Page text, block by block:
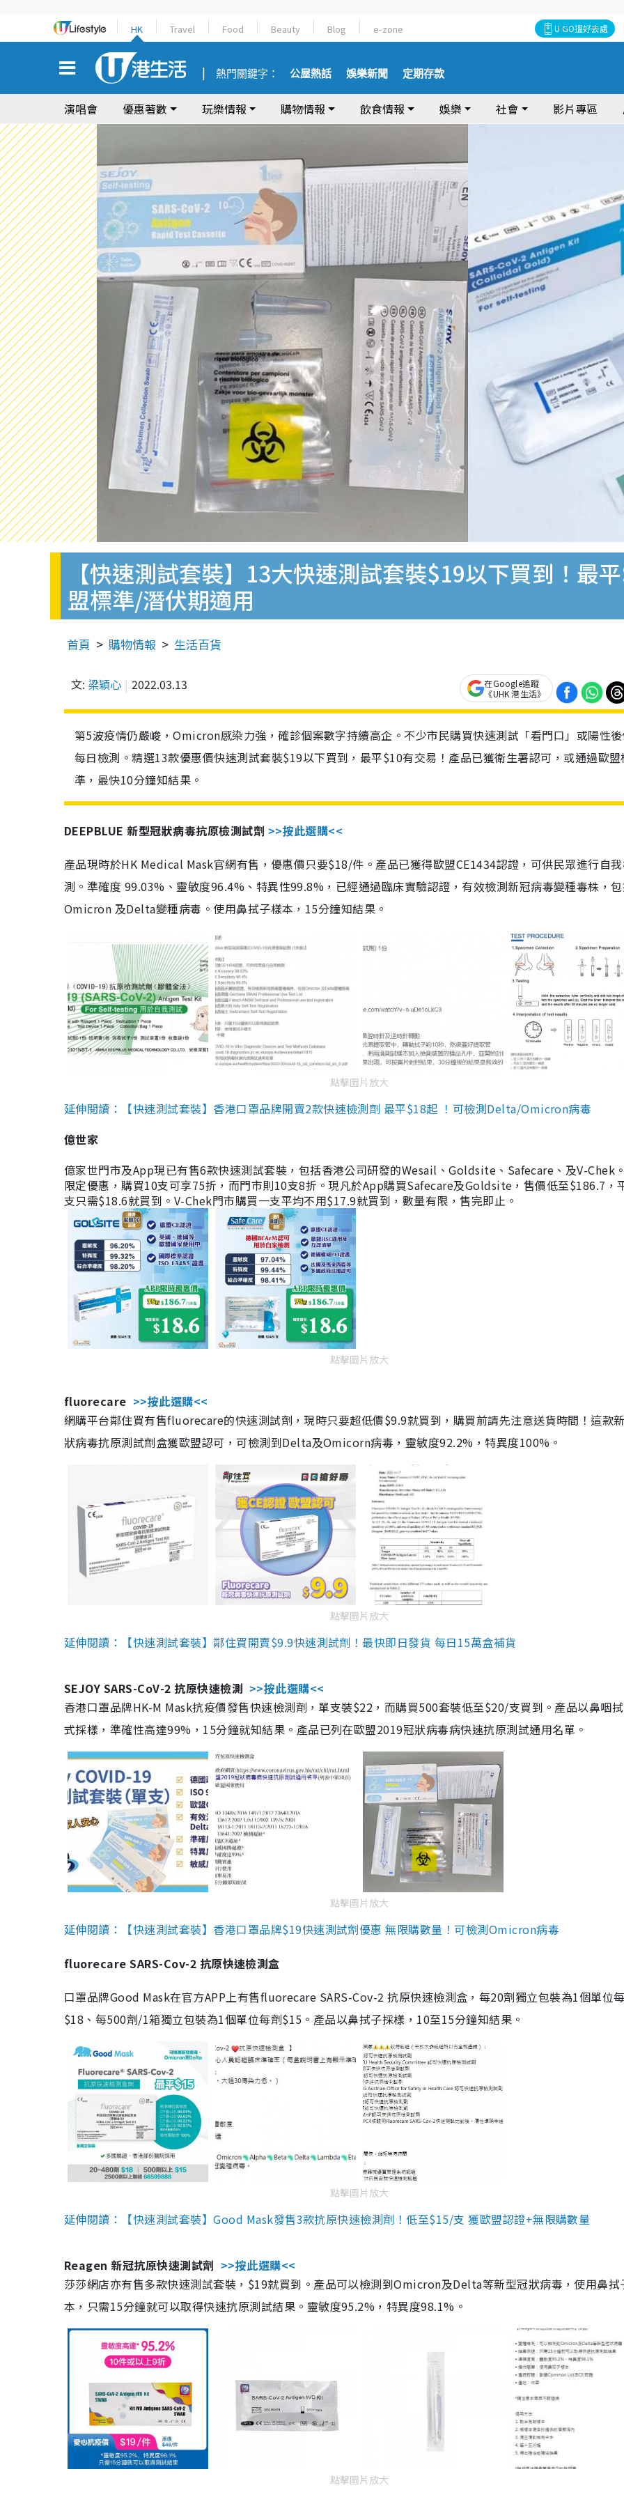
HK Travel Food Beauty Blog e-zone U GO搵好去處
熱門關鍵字： 公屋熱話 娛樂新聞 定期存款
演唱會 優惠著數 玩樂情報 購物情報 飲食情報 娛樂 社會 影片專區
【快速測試套裝】13大快速測試套裝$19以下買到！最
盟標準/潛伏期適用
首頁 購物情報 生活百貨
文: 梁穎心 2022.03.13
在Google追蹤
《UHK 港生活》
第5波疫情仍嚴峻，Omicron感染力強，確診個案數字持續高企。不少市民購買快速測試「看門口」或陽性
每日檢測。精選13款優惠價快速測試套裝$19以下買到，最平$10有交易！產品已獲衛生署認可，或通過歐盟
準，最快10分鐘知結果。
DEEPBLUE 新型冠狀病毒抗原檢測試劑 >>按此選購<<
產品現時於HK Medical Mask官網有售，優惠價只要$18/件。產品已獲得歐盟CE1434認證，可供民眾進行自
測。準確度 99.03%、靈敏度96.4%、特異性99.8%，已經通過臨床實驗認證，有效檢測新冠病毒變種毒株，
Omicron 及Delta變種病毒。使用鼻拭子樣本，15分鐘知結果。
點擊圖片放大
延伸閱讀：【快速測試套裝】香港口罩品牌開賣2款快速檢測劑 最平$18起 ！可檢測Delta/Omicron病毒
億世家
億家世門市及App現已有售6款快速測試套裝，包括香港公司研發的Wesail、Goldsite、Safecare、及V-Chek
限定優惠，購買10支可享75折，而門市則10支8折。現凡於App購買Safecare及Goldsite，售價低至$186.7，
支只需$18.6就買到。V-Chek門市購買一支平均不用$17.9就買到，數量有限，售完即止。
點擊圖片放大
fluorecare >>按此選購<<
網購平台鄰住買有售fluorecare的快速測試劑，現時只要超低價$9.9就買到，購買前請先注意送貨時間！這款
狀病毒抗原測試劑盒獲歐盟認可，可檢測到Delta及Omicorn病毒，靈敏度92.2%，特異度100%。
點擊圖片放大
延伸閱讀：【快速測試套裝】鄰住買開賣$9.9快速測試劑！最快即日發貨 每日15萬盒補貨
SEJOY SARS-CoV-2 抗原快速檢測 >>按此選購<<
香港口罩品牌HK-M Mask抗疫價發售快速檢測劑，單支裝$22，而購買500套裝低至$20/支買到。產品以鼻咽
式採樣，準確性高達99%，15分鐘就知結果。產品已列在歐盟2019冠狀病毒病快速抗原測試通用名單。
點擊圖片放大
延伸閱讀：【快速測試套裝】香港口罩品牌$19快速測試劑優惠 無限購數量！可檢測Omicron病毒
fluorecare SARS-Cov-2 抗原快速檢測盒
口罩品牌Good Mask在官方APP上有售fluorecare SARS-Cov-2 抗原快速檢測盒，每20劑獨立包裝為1個單位
$18、每500劑/1箱獨立包裝為1個單位每劑$15。產品以鼻拭子採樣，10至15分鐘知結果。
點擊圖片放大
延伸閱讀：【快速測試套裝】Good Mask發售3款抗原快速檢測劑！低至$15/支 獲歐盟認證+無限購數量
Reagen 新冠抗原快速測試劑 >>按此選購<<
莎莎網店亦有售多款快速測試套裝，$19就買到。產品可以檢測到Omicron及Delta等新型冠狀病毒，使用鼻拭
本，只需15分鐘就可以取得快速抗原測試結果。靈敏度95.2%，特異度98.1%。
點擊圖片放大